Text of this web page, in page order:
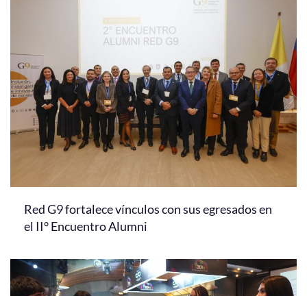
Red G9 fortalece vínculos con sus egresados en
el II° Encuentro Alumni